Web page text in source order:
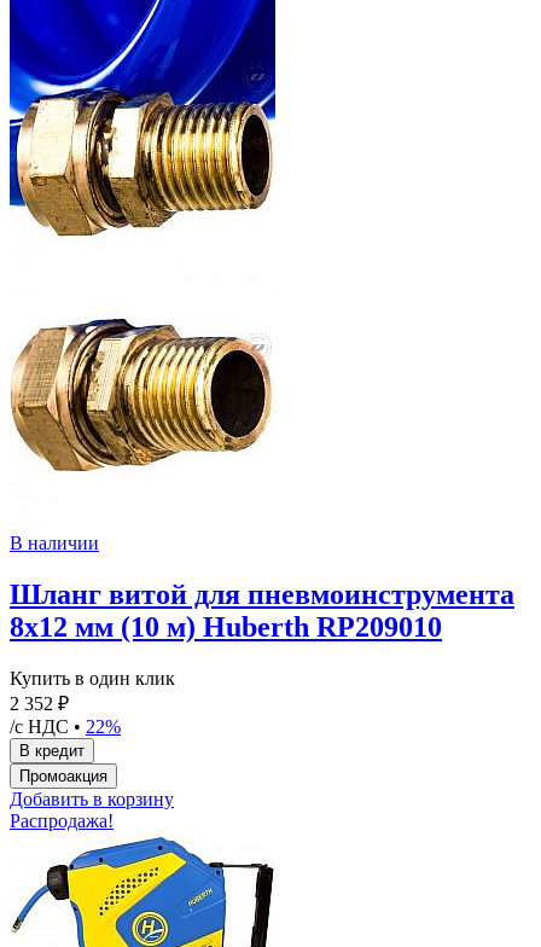
В наличии
Шланг витой для пневмоинструмента
8х12 мм (10 м) Huberth RP209010
Купить в один клик
2 352 ₽
/с НДС • 22%
Добавить в корзину
Распродажа!